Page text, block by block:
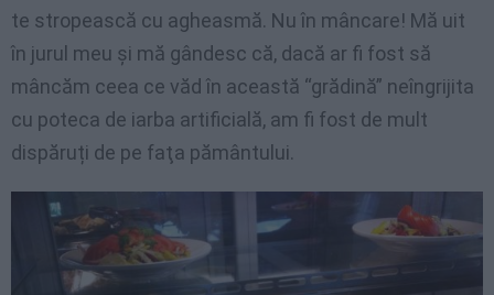
te stropească cu agheasmă. Nu în mâncare! Mă uit
în jurul meu şi mă gândesc că, dacă ar fi fost să
mâncăm ceea ce văd în această “grădină” neîngrijita
cu poteca de iarba artificială, am fi fost de mult
dispăruți de pe faţa pământului.